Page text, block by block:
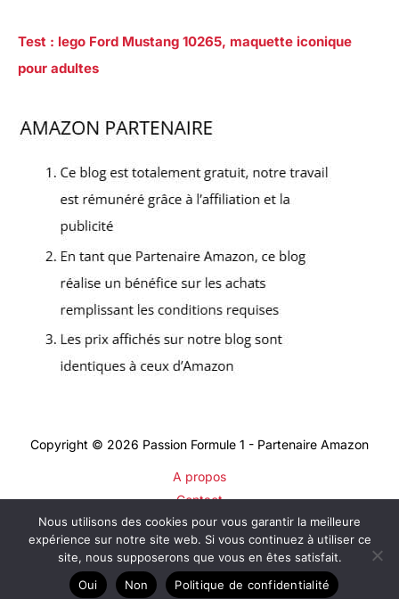
Test : lego Ford Mustang 10265, maquette iconique
pour adultes
Copyright © 2026 Passion Formule 1 - Partenaire Amazon
A propos
Contact
Plan du site
Mentions légales
Politique de confidentialité
Nous utilisons des cookies pour vous garantir la meilleure
expérience sur notre site web. Si vous continuez à utiliser ce
site, nous supposerons que vous en êtes satisfait.
Oui
Non Politique de confidentialité